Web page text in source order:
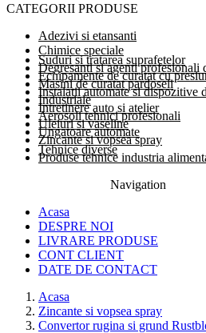
CATEGORII PRODUSE
Adezivi si etansanti
Chimice speciale
Suduri si tratarea suprafetelor
Degresanti si agenti profesionali
Echipamente de curatat cu
Masini de curatat pardoseli
Instalatii automate si dispozitive
Industriale
Intretinere auto si atelier
Aerosoli tehnici profesionali
Uleiuri si vaseline
Ungatoare automate
Zincante si vopsea spray
Tehnice diverse
Produse tehnice industria
Navigation
Acasa
DESPRE NOI
LIVRARE PRODUSE
CONT CLIENT
DATE DE CONTACT
Acasa
Zincante si vopsea spray
Convertor rugina si grund